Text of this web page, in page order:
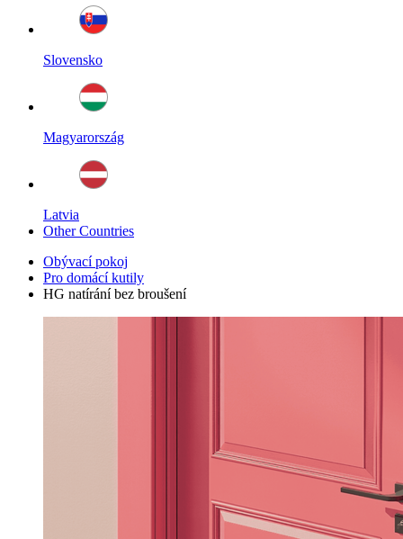
Slovensko
Magyarország
Latvia
Other Countries
Obývací pokoj
Pro domácí kutily
HG natírání bez broušení